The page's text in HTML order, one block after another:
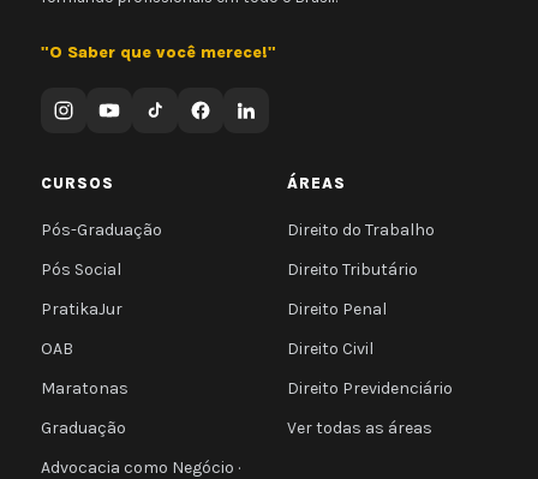
"O Saber que você merece!"
CURSOS
Pós-Graduação
Pós Social
PratikaJur
OAB
Maratonas
Graduação
Advocacia como Negócio ·
ÁREAS
Direito do Trabalho
Direito Tributário
Direito Penal
Direito Civil
Direito Previdenciário
Ver todas as áreas